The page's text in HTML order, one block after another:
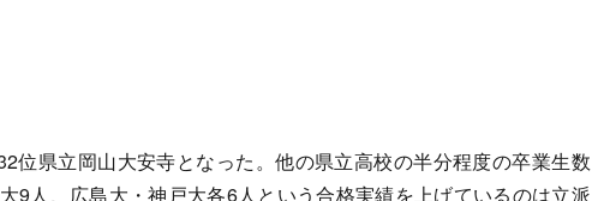
位県立岡山大安寺となった。他の県立高校の半分程度の卒業生数
9人、広島大・神戸大各6人という合格実績を上げているのは立派